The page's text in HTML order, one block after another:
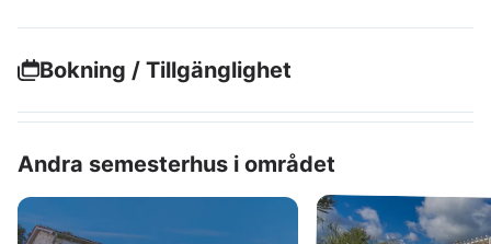
Bokning / Tillgänglighet
Andra semesterhus i området